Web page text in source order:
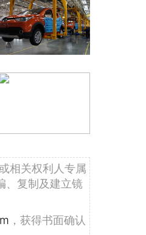
相关权利人专属
、复制及建立镜
，获得书面确认